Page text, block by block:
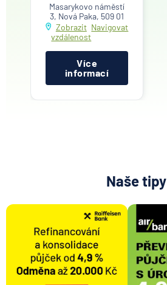
Masarykovo náměstí
3, Nová Paka, 509 01
Zobrazit
vzdálenost
Navigovat
Více
informací
Naše tipy